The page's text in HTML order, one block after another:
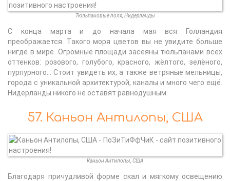
Тюльпановые поля, Нидерланды
С конца марта и до начала мая вся Голландия
преображается. Такого моря цветов вы не увидите больше
нигде в мире. Огромные площади засеяны тюльпанами всех
оттенков: розового, голубого, красного, жёлтого, зелёного,
пурпурного… Стоит увидеть их, а также ветряные мельницы,
города с уникальной архитектурой, каналы и много чего ещё.
Нидерланды никого не оставят равнодушным.
57. Каньон Антилопы, США
Каньон Антилопы, США
Благодаря причудливой форме скал и мягкому освещению